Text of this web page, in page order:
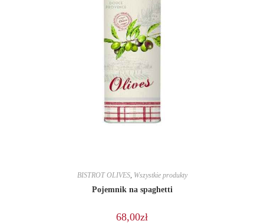
BISTROT OLIVES, Wszystkie produkty
Pojemnik na spaghetti
68,00zł